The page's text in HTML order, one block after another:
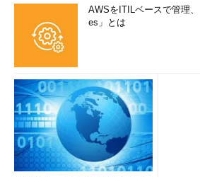
AWSをITILベースで管理
es」とは